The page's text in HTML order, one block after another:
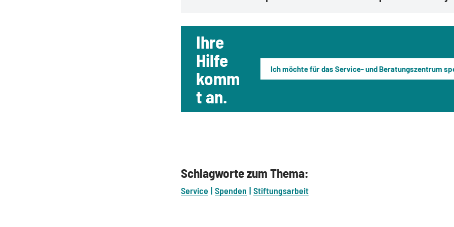
Ihre
Hilfe
komm
t an.
Ich möchte für das Service- und Beratungszentrum
Schlagworte zum Thema:
Service Spenden Stiftungsarbeit